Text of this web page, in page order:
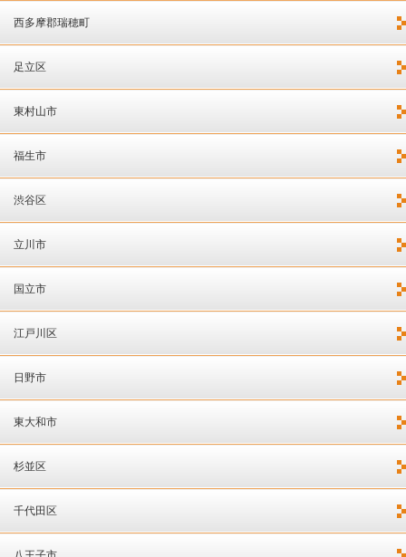
西多摩郡瑞穂町
足立区
東村山市
福生市
渋谷区
立川市
国立市
江戸川区
日野市
東大和市
杉並区
千代田区